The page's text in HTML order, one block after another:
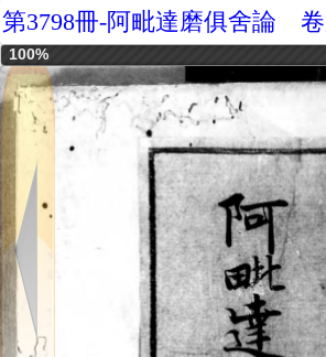
第3798冊-阿毗達磨俱舍論
100%